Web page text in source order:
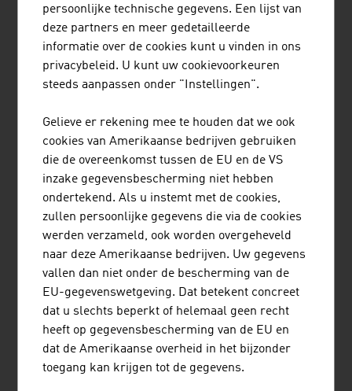
CROMA-PHARMA GMBH
ECOPLUS.NIEDERÖSTERREICHS
WIRTSCHAFTSAGENTUR GMBH
FITTYDENT INTERNATIONAL GMBH
persoonlijke technische gegevens. Een lijst van
deze partners en meer gedetailleerde
informatie over de cookies kunt u vinden in ons
privacybeleid. U kunt uw cookievoorkeuren
steeds aanpassen onder "Instellingen".
Gelieve er rekening mee te houden dat we ook
cookies van Amerikaanse bedrijven gebruiken
die de overeenkomst tussen de EU en de VS
inzake gegevensbescherming niet hebben
ondertekend. Als u instemt met de cookies,
zullen persoonlijke gegevens die via de cookies
werden verzameld, ook worden overgeheveld
naar deze Amerikaanse bedrijven. Uw gegevens
vallen dan niet onder de bescherming van de
EU-gegevenswetgeving. Dat betekent concreet
dat u slechts beperkt of helemaal geen recht
heeft op gegevensbescherming van de EU en
dat de Amerikaanse overheid in het bijzonder
toegang kan krijgen tot de gegevens.